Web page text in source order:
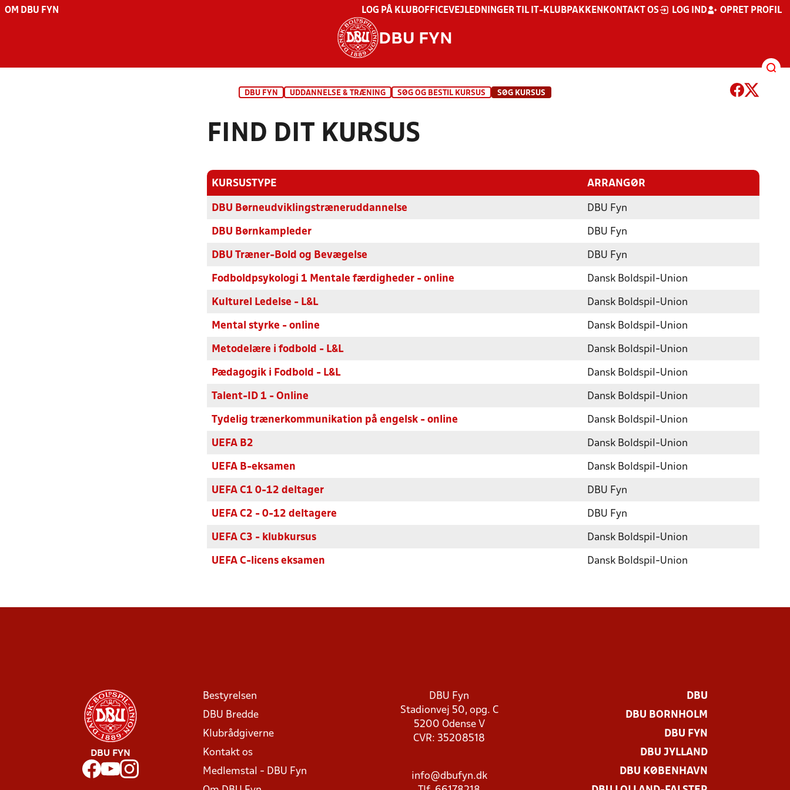
OM DBU FYN LOG PÅ KLUBOFFICEVEJLEDNINGER TIL IT-KLUBPAKKEN KONTAKT OS LOG IND OPRET PROFIL
DBU FYN
DBU FYN UDDANNELSE & TRÆNING SØG OG BESTIL KURSUS SØG KURSUS
FIND DIT KURSUS
KURSUSTYPE ARRANGØR
DBU Børneudviklingstræneruddannelse DBU Fyn
DBU Børnkampleder DBU Fyn
DBU Træner-Bold og Bevægelse DBU Fyn
Fodboldpsykologi 1 Mentale færdigheder - online Dansk Boldspil-Union
Kulturel Ledelse - L&L Dansk Boldspil-Union
Mental styrke - online Dansk Boldspil-Union
Metodelære i fodbold - L&L Dansk Boldspil-Union
Pædagogik i Fodbold - L&L Dansk Boldspil-Union
Talent-ID 1 - Online Dansk Boldspil-Union
Tydelig trænerkommunikation på engelsk - online Dansk Boldspil-Union
UEFA B2 Dansk Boldspil-Union
UEFA B-eksamen Dansk Boldspil-Union
UEFA C1 0-12 deltager DBU Fyn
UEFA C2 - 0-12 deltagere DBU Fyn
UEFA C3 - klubkursus Dansk Boldspil-Union
UEFA C-licens eksamen Dansk Boldspil-Union
LÆS OM UDDANNELSEN SOM DOMMER LÆS OM VORES IT-KURSER
DBU FYN
Bestyrelsen
DBU Bredde
Klubrådgiverne
Kontakt os
Medlemstal - DBU Fyn
DBU Fyn
Stadionvej 50, opg. C
5200 Odense V
CVR: 35208518
info@dbufyn.dk
DBU
DBU BORNHOLM
DBU FYN
DBU JYLLAND
DBU KØBENHAVN